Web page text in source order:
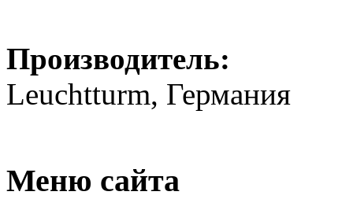
Производитель:
Leuchtturm, Германия
Меню сайта